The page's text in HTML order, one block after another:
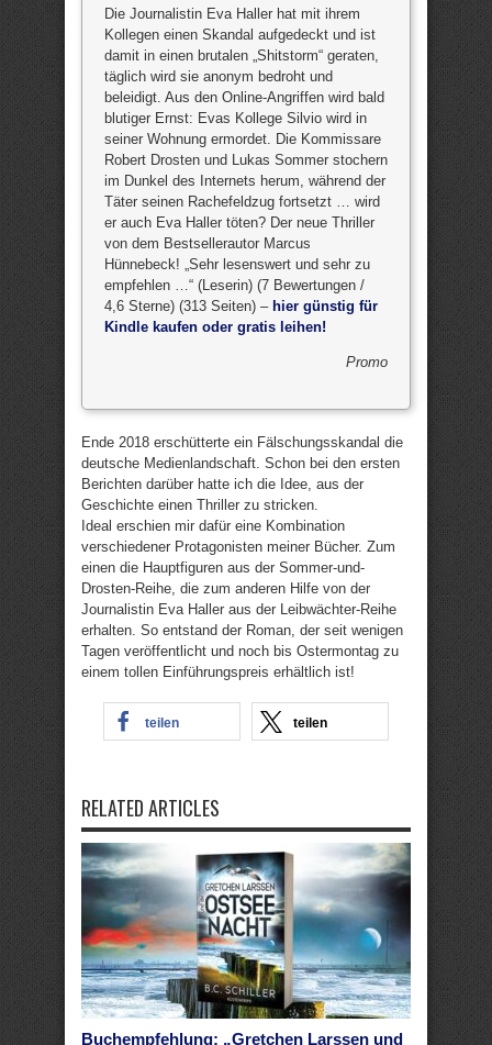
Die Journalistin Eva Haller hat mit ihrem
Kollegen einen Skandal aufgedeckt und ist
damit in einen brutalen „Shitstorm“ geraten,
täglich wird sie anonym bedroht und
beleidigt. Aus den Online-Angriffen wird bald
blutiger Ernst: Evas Kollege Silvio wird in
seiner Wohnung ermordet. Die Kommissare
Robert Drosten und Lukas Sommer stochern
im Dunkel des Internets herum, während der
Täter seinen Rachefeldzug fortsetzt … wird
er auch Eva Haller töten? Der neue Thriller
von dem Bestsellerautor Marcus
Hünnebeck! „Sehr lesenswert und sehr zu
empfehlen …“ (Leserin) (7 Bewertungen /
4,6 Sterne) (313 Seiten) – hier günstig für
Kindle kaufen oder gratis leihen!
Promo
Ende 2018 erschütterte ein Fälschungsskandal die
deutsche Medienlandschaft. Schon bei den ersten
Berichten darüber hatte ich die Idee, aus der
Geschichte einen Thriller zu stricken.
Ideal erschien mir dafür eine Kombination
verschiedener Protagonisten meiner Bücher. Zum
einen die Hauptfiguren aus der Sommer-und-
Drosten-Reihe, die zum anderen Hilfe von der
Journalistin Eva Haller aus der Leibwächter-Reihe
erhalten. So entstand der Roman, der seit wenigen
Tagen veröffentlicht und noch bis Ostermontag zu
einem tollen Einführungspreis erhältlich ist!
teilen teilen
RELATED ARTICLES
Buchempfehlung: „Gretchen Larssen und